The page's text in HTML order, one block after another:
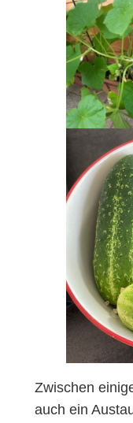
Zwischen
auch ein